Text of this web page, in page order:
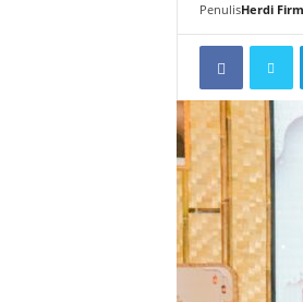
PenulisHerdi